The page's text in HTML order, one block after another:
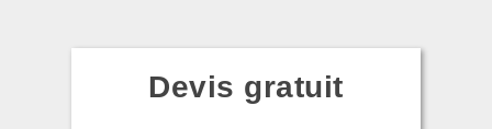
Devis gratuit